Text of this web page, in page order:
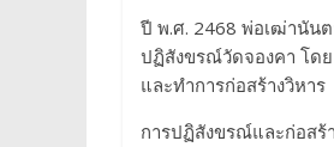
ปี พ.ศ. 2468 พ่อเฒ่านัน
ปฏิสังขรณ์วัดจองคา โด
และทำการก่อสร้างวิหาร
การปฏิสังขรณ์และก่อสร้